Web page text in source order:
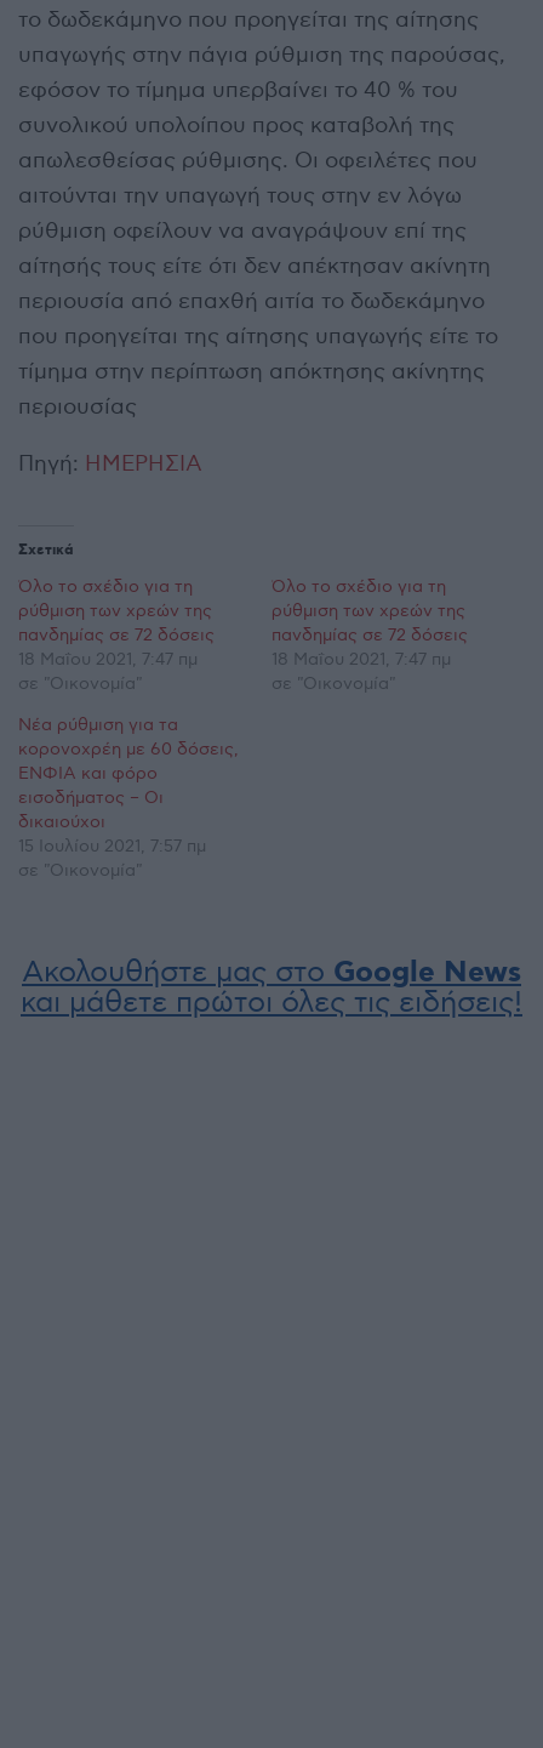
το δωδεκάμηνο που προηγείται της αίτησης
υπαγωγής στην πάγια ρύθμιση της παρούσας,
εφόσον το τίμημα υπερβαίνει το 40 % του
συνολικού υπολοίπου προς καταβολή της
απωλεσθείσας ρύθμισης. Οι οφειλέτες που
αιτούνται την υπαγωγή τους στην εν λόγω
ρύθμιση οφείλουν να αναγράψουν επί της
αίτησής τους είτε ότι δεν απέκτησαν ακίνητη
περιουσία από επαχθή αιτία το δωδεκάμηνο
που προηγείται της αίτησης υπαγωγής είτε το
τίμημα στην περίπτωση απόκτησης ακίνητης
περιουσίας
Πηγή: ΗΜΕΡΗΣΙΑ
Σχετικά
Όλο το σχέδιο για τη
ρύθμιση των χρεών της
πανδημίας σε 72 δόσεις
18 Μαΐου 2021, 7:47 πμ
σε "Οικονομία"
Όλο το σχέδιο για τη
ρύθμιση των χρεών της
πανδημίας σε 72 δόσεις
18 Μαΐου 2021, 7:47 πμ
σε "Οικονομία"
Νέα ρύθμιση για τα
κορονοχρέη με 60 δόσεις,
ΕΝΦΙΑ και φόρο
εισοδήματος – Οι
δικαιούχοι
15 Ιουλίου 2021, 7:57 πμ
σε "Οικονομία"
Ακολουθήστε μας στο Google News
και μάθετε πρώτοι όλες τις ειδήσεις!